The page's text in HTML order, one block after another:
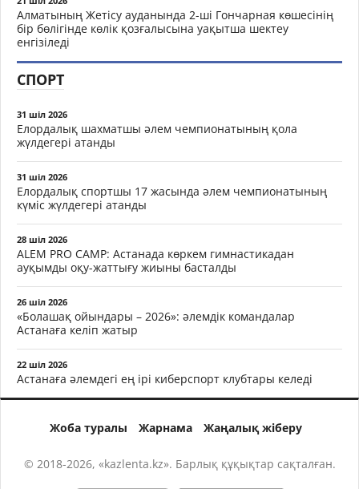
Алматының Жетісу ауданында 2-ші Гончарная көшесінің
бір бөлігінде көлік қозғалысына уақытша шектеу
енгізіледі
СПОРТ
31 шіл 2026
Елордалық шахматшы әлем чемпионатының қола
жүлдегері атанды
31 шіл 2026
Елордалық спортшы 17 жасында әлем чемпионатының
күміс жүлдегері атанды
28 шіл 2026
ALEM PRO CAMP: Астанада көркем гимнастикадан
ауқымды оқу-жаттығу жиыны басталды
26 шіл 2026
«Болашақ ойындары – 2026»: әлемдік командалар
Астанаға келіп жатыр
22 шіл 2026
Астанаға әлемдегі ең ірі киберспорт клубтары келеді
Жоба туралы Жарнама Жаңалық жіберу
© 2018-2026, «kazlenta.kz». Барлық құқықтар сақталған.